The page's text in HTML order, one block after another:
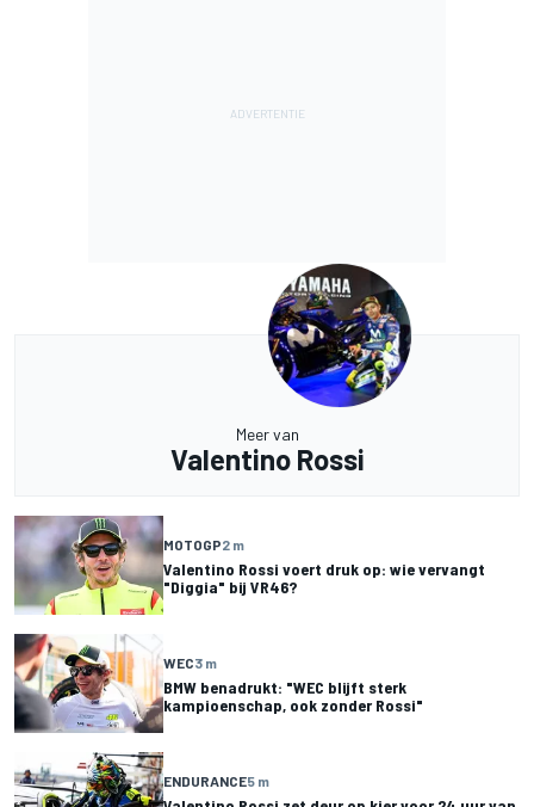
Meer van
Valentino Rossi
MOTOGP2 m
Valentino Rossi voert druk op: wie vervangt
"Diggia" bij VR46?
WEC3 m
BMW benadrukt: "WEC blijft sterk
kampioenschap, ook zonder Rossi"
ENDURANCE5 m